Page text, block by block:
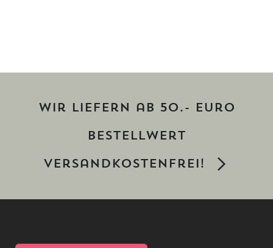
Wir liefern ab 50.- Euro
Bestellwert
versandkostenfrei!